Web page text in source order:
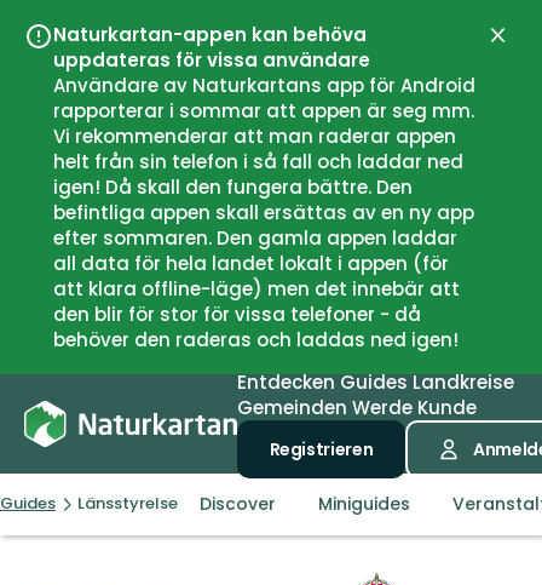
Naturkartan-appen kan behöva
uppdateras för vissa användare
Användare av Naturkartans app för Android
rapporterar i sommar att appen är seg mm.
Vi rekommenderar att man raderar appen
helt från sin telefon i så fall och laddar ned
igen! Då skall den fungera bättre. Den
befintliga appen skall ersättas av en ny app
efter sommaren. Den gamla appen laddar
all data för hela landet lokalt i appen (för
att klara offline-läge) men det innebär att
den blir för stor för vissa telefoner - då
behöver den raderas och laddas ned igen!
EntdeckenGuidesLandkreise
Gemeinden Werde Kunde
Registrieren
Guides Länsstyrelsen Västmanlands län
Discover Miniguides